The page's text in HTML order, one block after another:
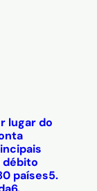
lugar do
débito
países5.